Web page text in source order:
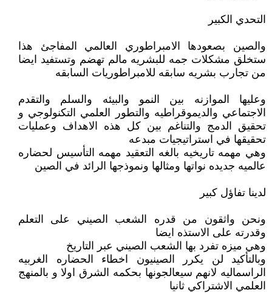
التحدي الكبير
والصين بصعودها الامبراطوري العالمي المفاجئ هذا
ستخلق مشكلات جمه للبشريه مالم تهضم وتستفيد ايضا
من تجارب بشريه سابقه للامبراطوريات السابقه
وعليها الموازنه بين النمو والبيئه والسلم والتقدم
الاجتماعي والديموقراطيه والتطور العلمي التكنولوجي و
تحقيق الدمج والتناغم بين كل هذه الاهداف وعمليات
تحقيقها في استراتيجيات مبدعه
وهي مهمه تاريخيه بالغه التعقيد مهمه التأسيس لحضاره
عالميه جديده نواتها ومثالها ونموذجها الرائد في الصين
لدينا تفاؤل كبير
ونحن واثقون من قدره الشعب الصيني على التعلم
وقدرته على الاستذه ايضا
وهي ميزه تفرد بها الشعب الصيني عبر التاريخ
وبالتأكيد لن يكرر الصينيون اخطاء الحضاره الغربيه
الراسماليه لانهم سيعالجونها بحكمه الشرق اولا و بالمنهج
العلمي الاشتراكي ثانيا